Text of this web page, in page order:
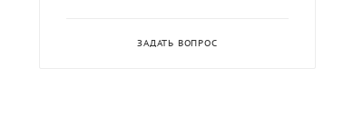
ЗАДАТЬ ВОПРОС